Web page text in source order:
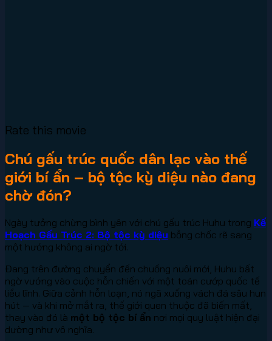
Rate this movie
Chú gấu trúc quốc dân lạc vào thế
giới bí ẩn – bộ tộc kỳ diệu nào đang
chờ đón?
Ngày tưởng chừng bình yên với chú gấu trúc Huhu trong Kế
Hoạch Gấu Trúc 2: Bộ tộc kỳ diệu bỗng chốc rẽ sang
một hướng không ai ngờ tới.
Đang trên đường chuyển đến chuồng nuôi mới, Huhu bất
ngờ vướng vào cuộc hỗn chiến với một toán cướp quốc tế
liều lĩnh. Giữa cảnh hỗn loạn, nó ngã xuống vách đá sâu hun
hút — và khi mở mắt ra, thế giới quen thuộc đã biến mất,
thay vào đó là một bộ tộc bí ẩn nơi mọi quy luật hiện đại
dường như vô nghĩa.